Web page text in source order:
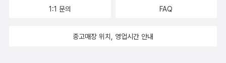
그마>는 '세계 2차 대전 3부작'으로 나온 책 이다. '세계 2차 대전 당
있었던 블레츨리파크를 소재로 한 히스토리 팩션'이다. <다크타워 4
부모들의 감정적, 육체적 모습을 실증적으로 분석했다. 전미도서비평
책이다. 성적 욕망과 그 표현에 대해 좀 더 담대할 필요가 있다는 맥락
1:1 문의 FAQ
중고매장 위치, 영업시간 안내